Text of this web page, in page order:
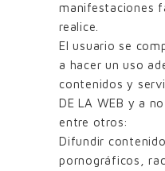
manifestaciones
realice.
El usuario se
a hacer un uso
contenidos y
DE LA WEB y a
entre otros:
Difundir
pornográficos,